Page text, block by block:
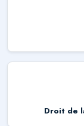
Droit de